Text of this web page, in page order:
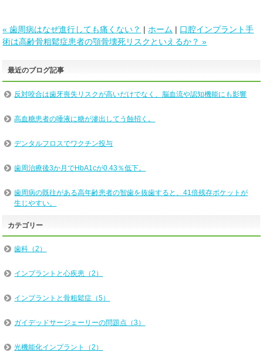
« 歯周病はなぜ進行しても痛くない？ | ホーム | 口腔インプラント手
術は高齢骨粗鬆症患者の顎骨壊死リスクといえるか？ »
最近のブログ記事
反対咬合は歯牙喪失リスクが高いだけでなく、脳血流や認知機能にも影響
高血糖患者の唾液に糖が滲出してう蝕招く。
デンタルフロスでワクチン投与
歯周治療後3か月でHbA1cが0.43％低下。
歯周病の既往がある高年齢患者の智歯を抜歯すると、41倍残存ポケットが
生じやすい。
カテゴリー
歯科（2）
インプラントと心疾患（2）
インプラントと骨粗鬆症（5）
ガイデッドサージェーリーの問題点（3）
光機能化インプラント（2）